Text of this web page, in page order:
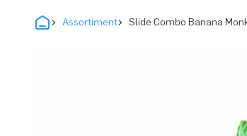
Assortiment Slide Combo Banana